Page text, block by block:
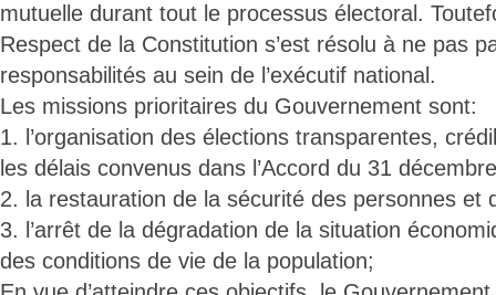
mutuelle durant tout le processus électoral.
Respect de la Constitution s’est résolu à ne pas
responsabilités au sein de l’exécutif national.
Les missions prioritaires du Gouvernement sont:
1. l’organisation des élections transparentes,
les délais convenus dans l’Accord du 31
2. la restauration de la sécurité des personnes et
3. l’arrêt de la dégradation de la situation
des conditions de vie de la population;